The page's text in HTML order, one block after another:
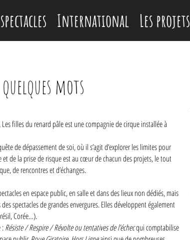
International Les projets
mots
filles du renard pâle est une compagnie de cirque installée à
de dépassement de soi, où il s’agit d’explorer les limites pour
de la prise de risque est au cœur de chacun des projets, le tout
de rencontres et d’échanges.
en espace public, en salle et dans des lieux non dédiés, mais
spectacles de grandes envergures. Elles développent également
Corée…).
:Résiste / Respire / Révolte ou tentatives de l’échecqui comptabilise